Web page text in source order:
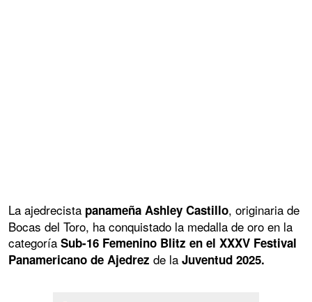
La ajedrecista panameña Ashley Castillo, originaria de
Bocas del Toro, ha conquistado la medalla de oro en la
categoría Sub-16 Femenino Blitz en el XXXV Festival
Panamericano de Ajedrez de la Juventud 2025.